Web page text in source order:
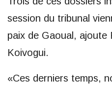
session du tribunal
paix de Gaoual, ajoute
Koivogui.
«Ces derniers temps,